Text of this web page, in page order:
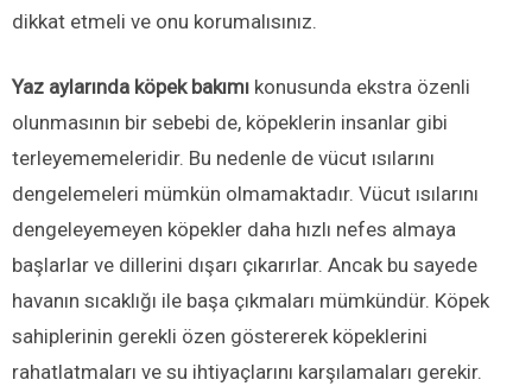
dikkat etmeli ve onu korumalısınız.
Yaz aylarında köpek bakımı konusunda ekstra özenli
olunmasının bir sebebi de, köpeklerin insanlar gibi
terleyememeleridir. Bu nedenle de vücut ısılarını
dengelemeleri mümkün olmamaktadır. Vücut ısılarını
dengeleyemeyen köpekler daha hızlı nefes almaya
başlarlar ve dillerini dışarı çıkarırlar. Ancak bu sayede
havanın sıcaklığı ile başa çıkmaları mümkündür. Köpek
sahiplerinin gerekli özen göstererek köpeklerini
rahatlatmaları ve su ihtiyaçlarını karşılamaları gerekir.